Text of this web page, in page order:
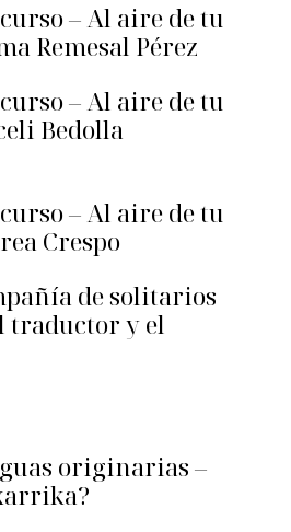
– Al aire de tu
Remesal Pérez
– Al aire de tu
Bedolla
– Al aire de tu
Crespo
de solitarios
traductor y el
originarias –